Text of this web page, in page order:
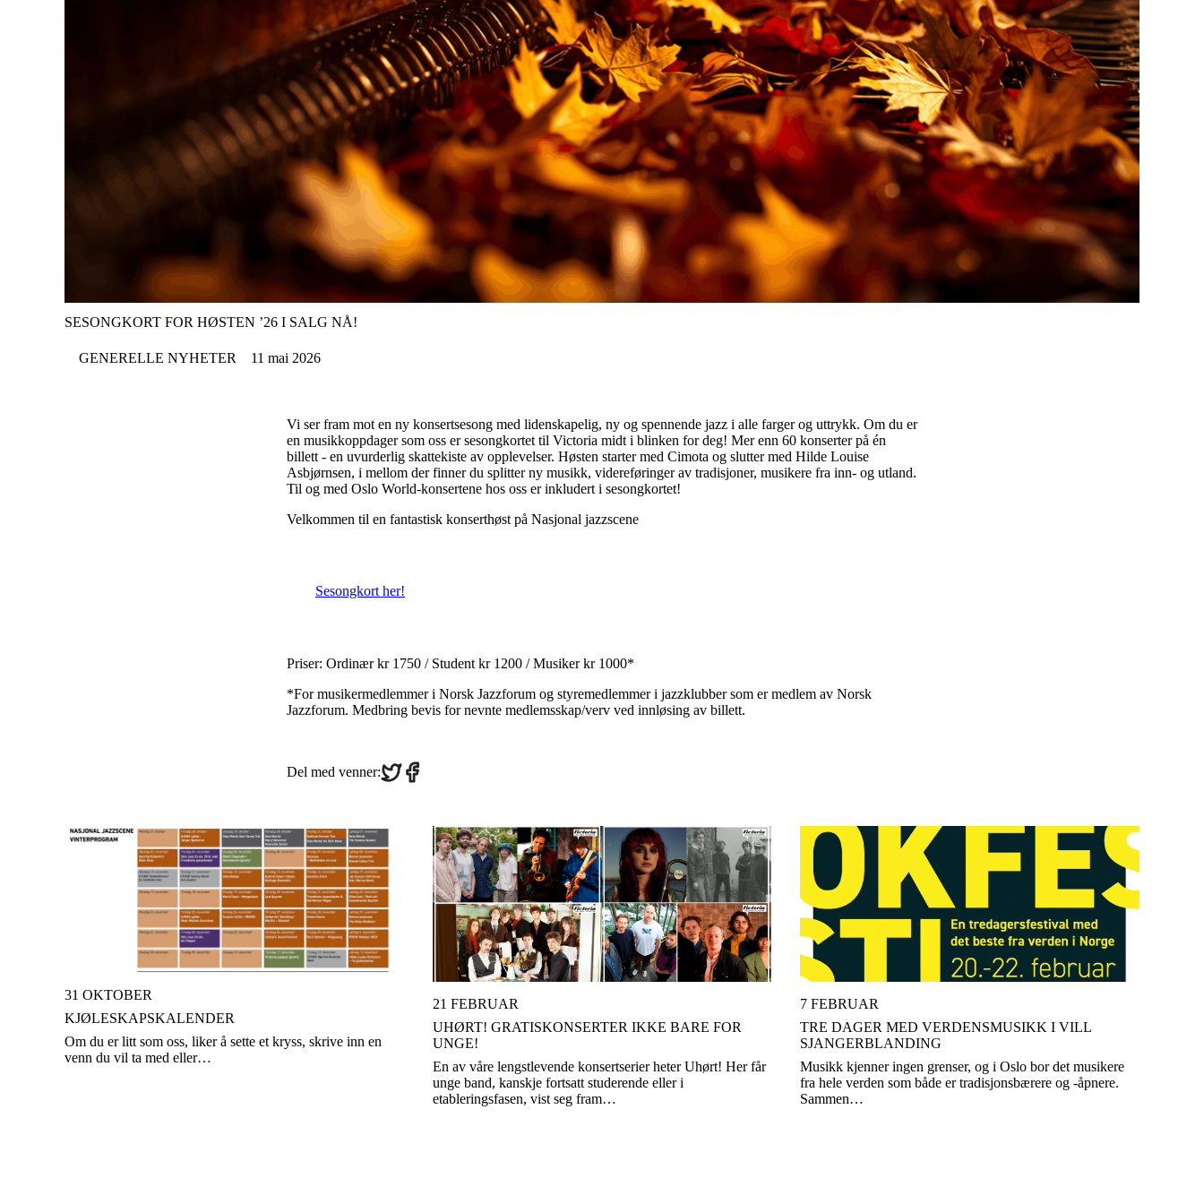
SESONGKORT FOR HØSTEN ’26 I SALG NÅ!
GENERELLE NYHETER 11 mai 2026
Vi ser fram mot en ny konsertsesong med lidenskapelig, ny og spennende jazz i alle farger og uttrykk. Om du er
en musikkoppdager som oss er sesongkortet til Victoria midt i blinken for deg! Mer enn 60 konserter på én
billett - en uvurderlig skattekiste av opplevelser. Høsten starter med Cimota og slutter med Hilde Louise
Asbjørnsen, i mellom der finner du splitter ny musikk, videreføringer av tradisjoner, musikere fra inn- og utland.
Til og med Oslo World-konsertene hos oss er inkludert i sesongkortet!
Velkommen til en fantastisk konserthøst på Nasjonal jazzscene
Sesongkort her!
Priser: Ordinær kr 1750 / Student kr 1200 / Musiker kr 1000*
*For musikermedlemmer i Norsk Jazzforum og styremedlemmer i jazzklubber som er medlem av Norsk
Jazzforum. Medbring bevis for nevnte medlemsskap/verv ved innløsing av billett.
Del med venner:Share
on
Share
on
31 OKTOBER
KJØLESKAPSKALENDER
Om du er litt som oss, liker å sette et kryss, skrive inn en
venn du vil ta med eller…
21 FEBRUAR
UHØRT! GRATISKONSERTER IKKE BARE FOR
UNGE!
En av våre lengstlevende konsertserier heter Uhørt! Her får
unge band, kanskje fortsatt studerende eller i
etableringsfasen, vist seg fram…
7 FEBRUAR
TRE DAGER MED VERDENSMUSIKK I VILL
SJANGERBLANDING
Musikk kjenner ingen grenser, og i Oslo bor det musikere
fra hele verden som både er tradisjonsbærere og -åpnere.
Sammen…